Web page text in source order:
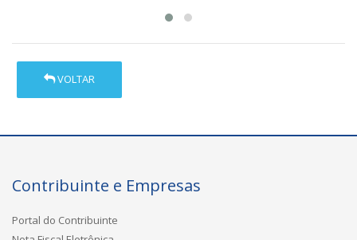
VOLTAR
Contribuinte e Empresas
Portal do Contribuinte